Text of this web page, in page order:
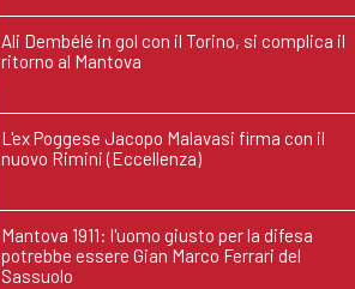
Ali Dembélé in gol con il Torino, si complica il
ritorno al Mantova
L'ex Poggese Jacopo Malavasi firma con il
nuovo Rimini (Eccellenza)
Mantova 1911: l'uomo giusto per la difesa
potrebbe essere Gian Marco Ferrari del
Sassuolo